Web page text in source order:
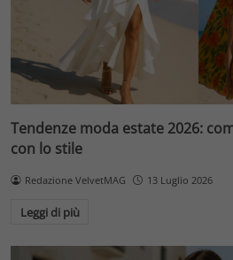
Tendenze moda estate 2026:
con lo stile
Redazione VelvetMAG 13 Luglio 2026
Leggi di più